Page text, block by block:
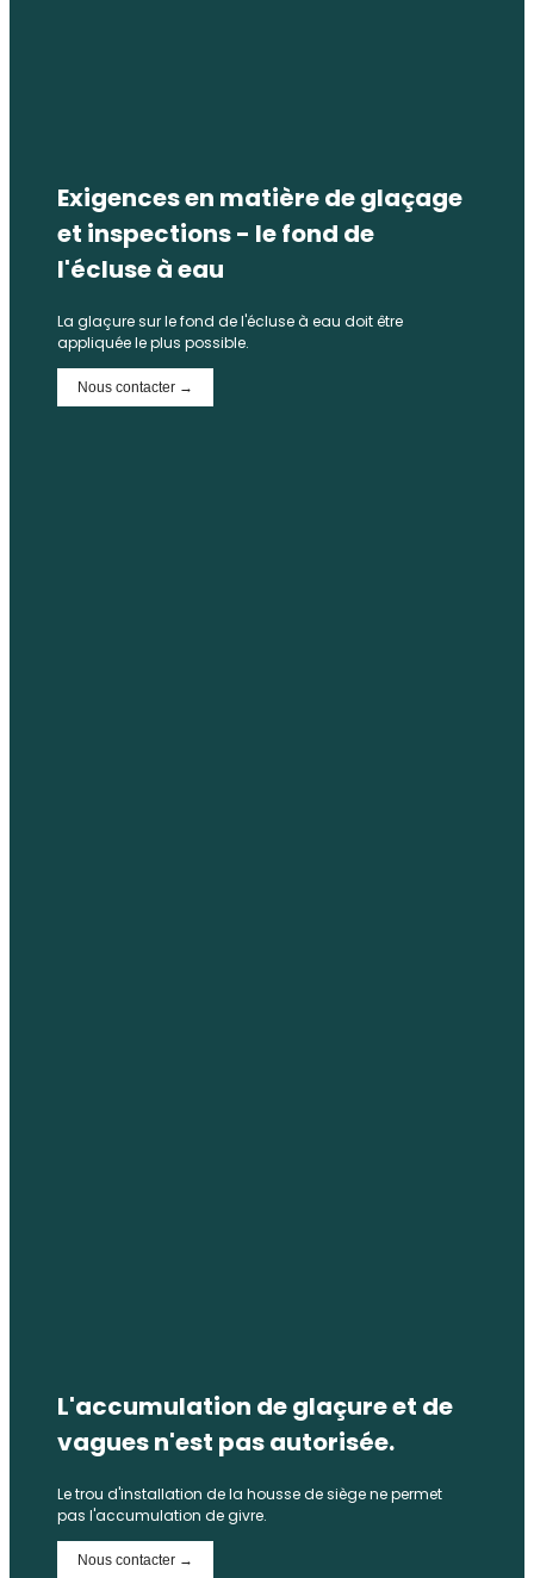
Exigences en matière de glaçage
et inspections - le fond de
l'écluse à eau
La glaçure sur le fond de l'écluse à eau doit être
appliquée le plus possible.
Nous contacter →
L'accumulation de glaçure et de
vagues n'est pas autorisée.
Le trou d'installation de la housse de siège ne permet
pas l'accumulation de givre.
Nous contacter →